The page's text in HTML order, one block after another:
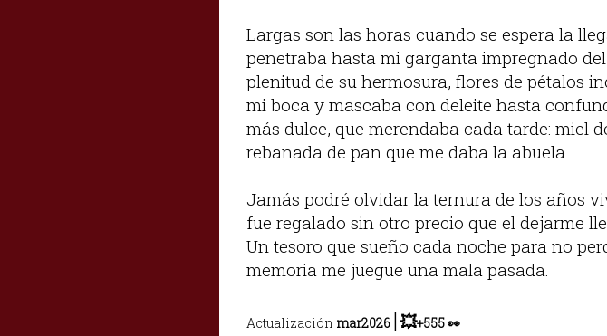
Largas son las horas cuando se espera la
penetraba hasta mi garganta impregnado
plenitud de su hermosura, flores de pétalos
mi boca y mascaba con deleite hasta
más dulce, que merendaba cada tarde: miel
rebanada de pan que me daba la abuela.
Jamás podré olvidar la ternura de los años
fue regalado sin otro precio que el dejarme
Un tesoro que sueño cada noche para no
memoria me juegue una mala pasada.
Actualización mar2026 |💥+555 👀